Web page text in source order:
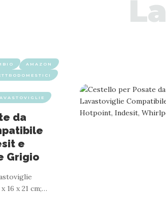
AMAZON
da
e
Grigio
: ‎ 22,5 x 16 x 21 cm;…